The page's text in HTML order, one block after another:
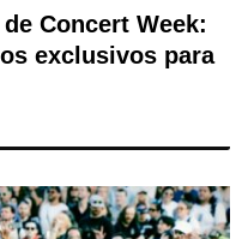
Concert Week:
exclusivos para